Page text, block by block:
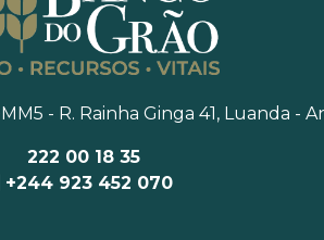
- R. Rainha Ginga 41, Luanda -
222 00 18 35
+244 923 452 070